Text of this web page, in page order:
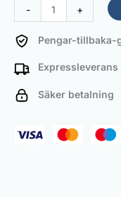
-
+
Pengar-tillbaka-
Expressleverans
Säker betalning